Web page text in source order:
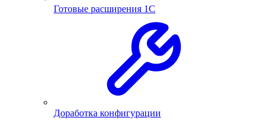
Готовые расширения 1С
Доработка конфигурации